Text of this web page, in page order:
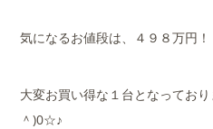
気になるお値段は、４９８万円！
大変お買い得な１台となってお
＾)0☆♪